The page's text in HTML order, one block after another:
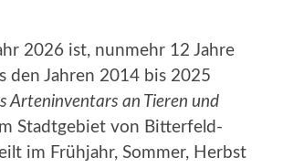
2026 ist, nunmehr 12 Jahre
den Jahren 2014 bis 2025
Arteninventars an Tieren und
Stadtgebiet von Bitterfeld-
im Frühjahr, Sommer, Herbst